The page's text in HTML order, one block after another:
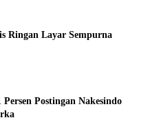
Ringan Layar Sempurna
Postingan Nakesindo